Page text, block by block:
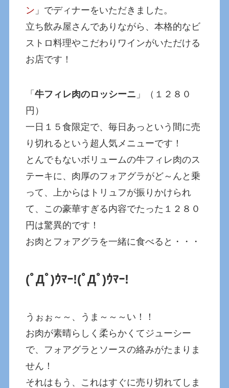
ン 」でディナーをいただきました。
立ち飲み屋さんでありながら、本格的なビ
ストロ料理やこだわりワインがいただける
お店です！
「牛フィレ肉のロッシーニ 」（１２８０
円）
一日１５食限定で、毎日あっという間に売
り切れるという超人気メニューです！
とんでもないボリュームの牛フィレ肉のス
テーキに、肉厚のフォアグラがど～んと乗
って、上からはトリュフが振りかけられ
て、この豪華すぎる内容でたった１２８０
円は驚異的です！
お肉とフォアグラを一緒に食べると・・・
(ﾟДﾟ)ｳﾏｰ!(ﾟДﾟ)ｳﾏｰ!
うぉぉ～～、うま～～～い！！
お肉が素晴らしく柔らかくてジューシー
で、フォアグラとソースの絡みがたまりま
せん！
それはもう、これはすぐに売り切れてしま